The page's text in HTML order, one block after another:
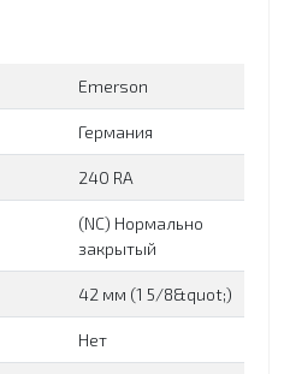
Emerson
Германия
240 RA
(NC) Нормально
закрытый
42 мм (1 5/8&quot;)
Нет